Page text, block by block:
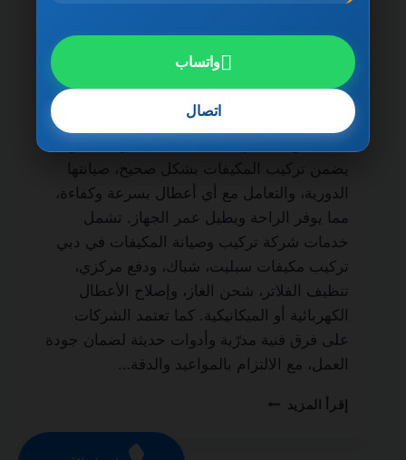
بواسطة
شركة تركيب وصيانة المكيفات في دبي تُعد
شركة تركيب وصيانة المكيفات في دبي
0501270935 ضمان مدى الحياة من الخدمات
الأساسية لكل منزل أو مكتب لضمان نظام تبريد
فعال طوال العام. فالاعتماد على شركة محترفة
يضمن تركيب المكيفات بشكل صحيح، صيانتها
الدورية، والتعامل مع أي أعطال بسرعة وكفاءة،
مما يوفر الراحة ويطيل عمر الجهاز. تشمل
خدمات شركة تركيب وصيانة المكيفات في دبي
تركيب مكيفات سبليت، شباك، ودفع مركزي،
تنظيف الفلاتر، شحن الغاز، وإصلاح الأعطال
الكهربائية أو الميكانيكية. كما تعتمد الشركات
على فرق فنية مدرّبة وأدوات حديثة لضمان جودة
العمل، مع الالتزام بالمواعيد والدقة…
إقرأ المزيد شركة
واتساب
اتصال